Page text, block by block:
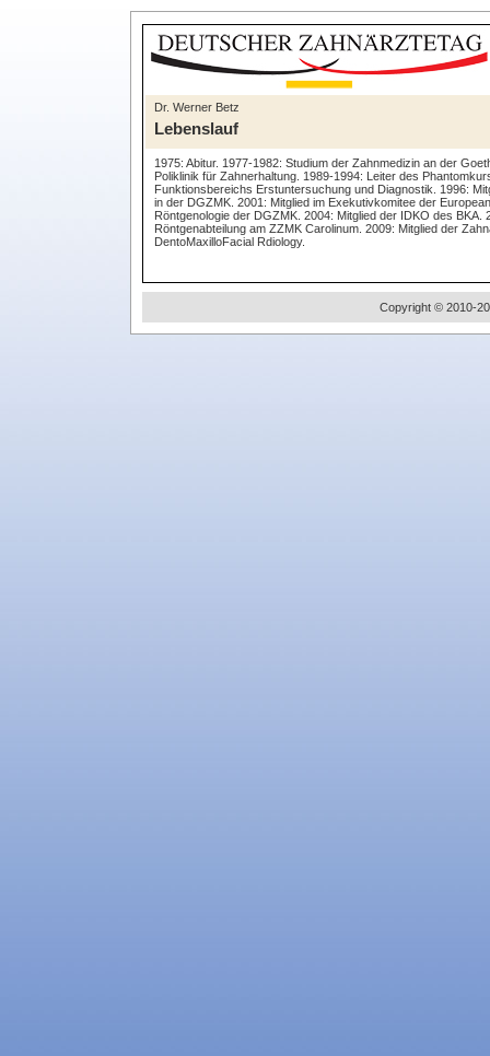
Dr. Werner Betz
Lebenslauf
1975: Abitur. 1977-1982: Studium der Zahnmedizin an der
Poliklinik für Zahnerhaltung. 1989-1994: Leiter des
Funktionsbereichs Erstuntersuchung und Diagnostik. 1996:
in der DGZMK. 2001: Mitglied im Exekutivkomitee der
Röntgenologie der DGZMK. 2004: Mitglied der IDKO des
Röntgenabteilung am ZZMK Carolinum. 2009: Mitglied der
DentoMaxilloFacial Rdiology.
Copyright © 2010-